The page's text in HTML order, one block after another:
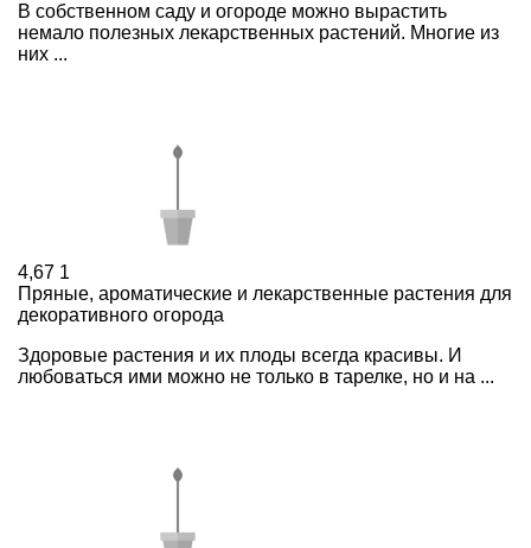
В собственном саду и огороде можно вырастить
немало полезных лекарственных растений. Многие из
них ...
4,67 1
Пряные, ароматические и лекарственные растения для
декоративного огорода
Здоровые растения и их плоды всегда красивы. И
любоваться ими можно не только в тарелке, но и на ...